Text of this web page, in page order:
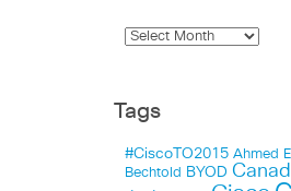
Tags
#CiscoTO2015 Ahmed
Bechtold
BYOD